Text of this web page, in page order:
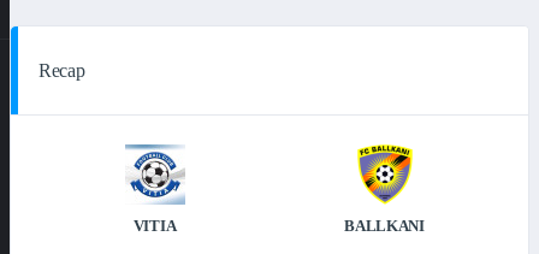
Recap
VITIA BALLKANI